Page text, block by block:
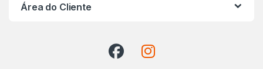
Área do Cliente